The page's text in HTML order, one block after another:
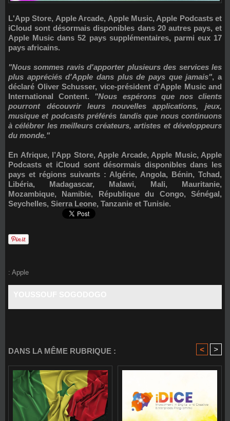
L'App Store, Apple Arcade, Apple Music, Apple Podcasts et
iCloud sont désormais disponibles dans 20 autres pays, et
Apple Music dans 52 pays supplémentaires, parmi eux 17
pays africains.
"Nous sommes ravis d'apporter plusieurs des services les
plus appréciés d'Apple dans plus de pays que jamais", a
déclaré Oliver Schusser, vice-président d'Apple Music and
International Content. "Nous espérons que nos clients
pourront découvrir leurs nouvelles applications, jeux,
musique et podcasts préférés tandis que nous continuons
à célébrer les meilleurs créateurs, artistes et développeurs
du monde."
En Afrique, l’App Store, Apple Arcade, Apple Music, Apple
Podcasts et iCloud sont désormais disponibles dans les
pays et régions suivants : Algérie, Angola, Bénin, Tchad,
Libéria, Madagascar, Malawi, Mali, Mauritanie,
Mozambique, Namibie, République du Congo, Sénégal,
Seychelles, Sierra Leone, Tanzanie et Tunisie.
: Apple
DANS LA MÊME RUBRIQUE : < >